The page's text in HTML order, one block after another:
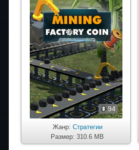
94
Жанр: Стратегии
Размер: 310.6 MB